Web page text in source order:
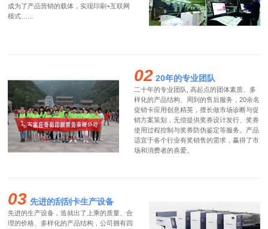
成为了产品营销的载体，实现印刷+互联网
模式……
02 20年的专业团队
二十年的专业团队, 高起点的团体素质、多
样化的产品结构、周到的售后服务，20余名
促销卡应用创意精英，擅长做市场诊断与促
销方案策划，无偿提供奖券设计发行、奖券
使用过程控制与奖券防伪鉴定等服务。产品
适宜于各个行业有奖销售的需求，赢得了市
场和消费者的喜爱。
03 先进的刮刮卡生产设备
先进的生产设备，造就出了上乘的质量、合
理的价格、多样化的产品结构，公司拥有四